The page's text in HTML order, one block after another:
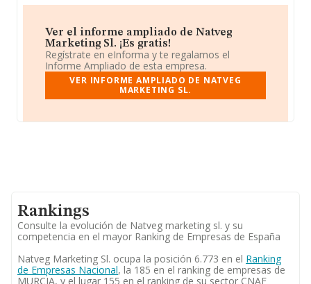
Ver el informe ampliado de Natveg
Marketing Sl. ¡Es gratis!
Regístrate en eInforma y te regalamos el
Informe Ampliado de esta empresa.
VER INFORME AMPLIADO DE NATVEG
MARKETING SL.
Rankings
Consulte la evolución de Natveg marketing sl. y su
competencia en el mayor Ranking de Empresas de España
Natveg Marketing Sl. ocupa la posición 6.773 en el Ranking
de Empresas Nacional, la 185 en el ranking de empresas de
MURCIA, y el lugar 155 en el ranking de su sector CNAE